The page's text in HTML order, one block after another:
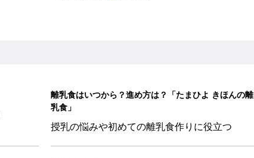
離乳食はいつから？進め方は？「たまひよ きほんの離
乳食」
授乳の悩みや初めての離乳食作りに役立つ